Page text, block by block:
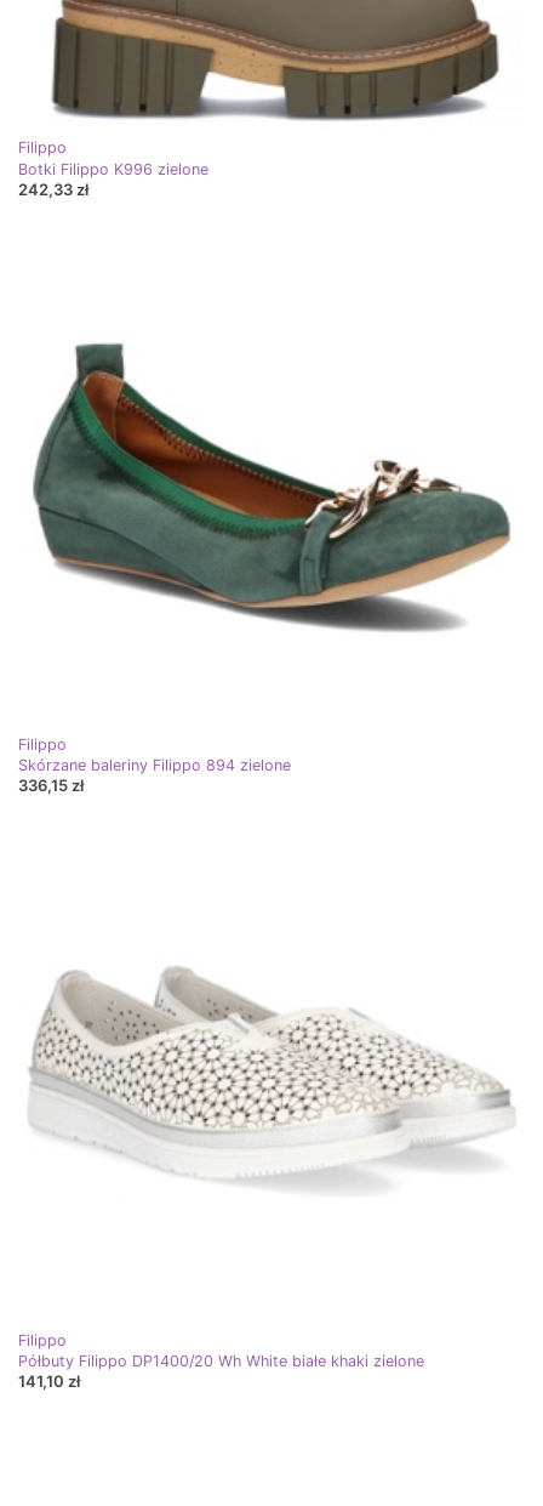
Filippo
Botki Filippo K996 zielone
242,33 zł
Filippo
Skórzane baleriny Filippo 894 zielone
336,15 zł
Filippo
Półbuty Filippo DP1400/20 Wh White białe khaki zielone
141,10 zł